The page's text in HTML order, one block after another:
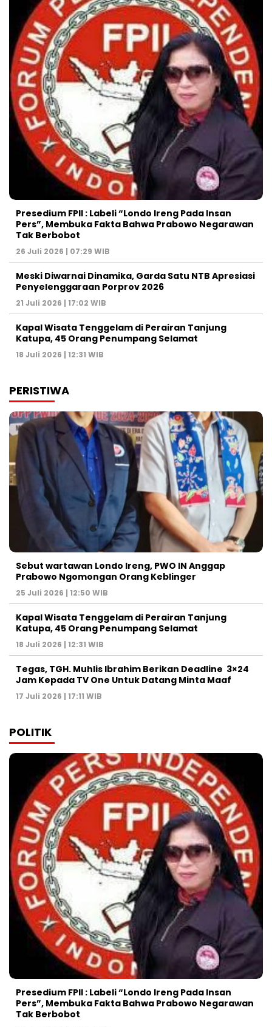
Presedium FPII : Labeli “Londo Ireng Pada Insan
Pers”, Membuka Fakta Bahwa Prabowo Negarawan
Tak Berbobot
26 Juli 2026 | 07:29 WIB
Meski Diwarnai Dinamika, Garda Satu NTB Apresiasi
Penyelenggaraan Porprov 2026 ‎
21 Juli 2026 | 17:02 WIB
Kapal Wisata Tenggelam di Perairan Tanjung
Katupa, 45 Orang Penumpang Selamat
18 Juli 2026 | 12:31 WIB
PERISTIWA
Sebut wartawan Londo Ireng, PWO IN Anggap
Prabowo Ngomongan Orang Keblinger
25 Juli 2026 | 12:50 WIB
Kapal Wisata Tenggelam di Perairan Tanjung
Katupa, 45 Orang Penumpang Selamat
18 Juli 2026 | 12:31 WIB
Tegas, TGH. Muhlis Ibrahim Berikan Deadline 3×24
Jam Kepada TV One Untuk Datang Minta Maaf
17 Juli 2026 | 17:11 WIB
POLITIK
Presedium FPII : Labeli “Londo Ireng Pada Insan
Pers”, Membuka Fakta Bahwa Prabowo Negarawan
Tak Berbobot